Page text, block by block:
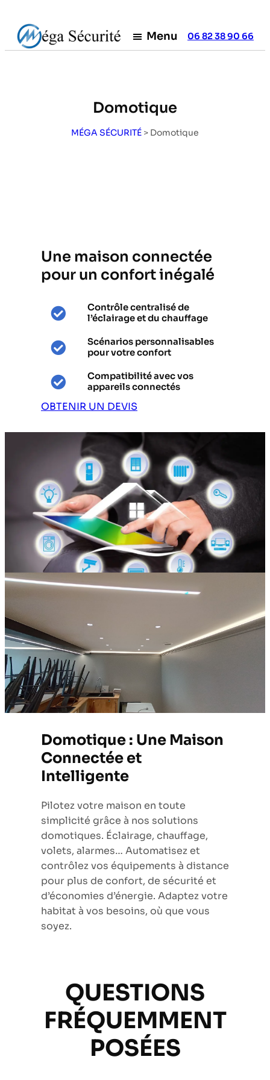
AU
CONTENU
Menu 06 82 38 90 66
Domotique
MÉGA SÉCURITÉ > Domotique
Une maison connectée
pour un confort inégalé
Contrôle centralisé de
l’éclairage et du chauffage
Scénarios personnalisables
pour votre confort
Compatibilité avec vos
appareils connectés
OBTENIR UN DEVIS
Domotique : Une Maison
Connectée et
Intelligente
Pilotez votre maison en toute
simplicité grâce à nos solutions
domotiques. Éclairage, chauffage,
volets, alarmes… Automatisez et
contrôlez vos équipements à distance
pour plus de confort, de sécurité et
d’économies d’énergie. Adaptez votre
habitat à vos besoins, où que vous
soyez.
QUESTIONS
FRÉQUEMMENT
POSÉES